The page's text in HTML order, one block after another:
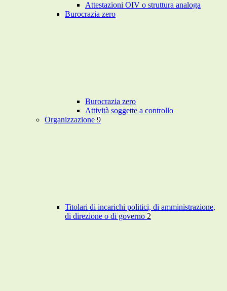
Attestazioni OIV o struttura analoga
Burocrazia zero
Burocrazia zero
Attività soggette a controllo
Organizzazione 9
Titolari di incarichi politici, di amministrazione,
di direzione o di governo 2